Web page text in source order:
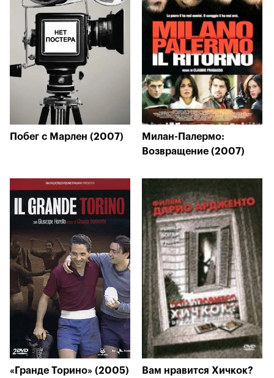
Побег с Марлен (2007)
Милан-Палермо:
Возвращение (2007)
«Гранде Торино» (2005)
Вам нравится Хичкок?